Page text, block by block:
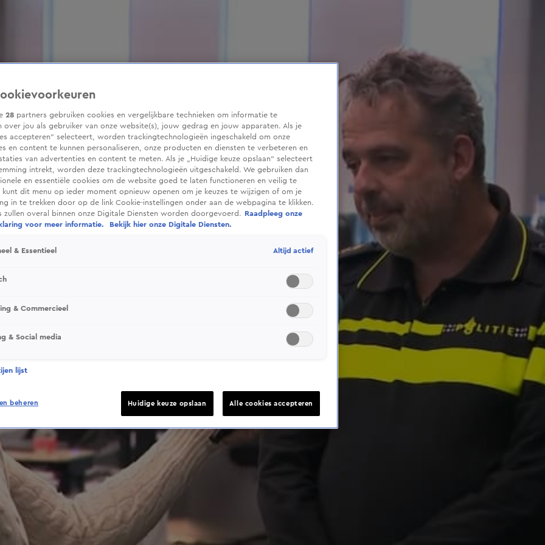
28 partners gebruiken cookies en vergelijkbare technieken om informatie te
over jou als gebruiker van onze website(s), jouw gedrag en jouw apparaten. Als je
accepteren” selecteert, worden trackingtechnologieën ingeschakeld om onze
en content te kunnen personaliseren, onze producten en diensten te verbeteren en
van advertenties en content te meten. Als je „Huidige keuze opslaan” selecteert
intrekt, worden deze trackingtechnologieën uitgeschakeld. We gebruiken dan
en essentiële cookies om de website goed te laten functioneren en veilig te
kunt dit menu op ieder moment opnieuw openen om je keuzes te wijzigen of om je
in te trekken door op de link Cookie-instellingen onder aan de webpagina te klikken.
zullen overal binnen onze Digitale Diensten worden doorgevoerd.
Raadpleeg onze
voor meer informatie.
Bekijk hier onze Digitale Diensten.
& Essentieel Altijd actief
& Commercieel
& Social media
lijst
beheren Huidige keuze opslaan Alle cookies accepteren